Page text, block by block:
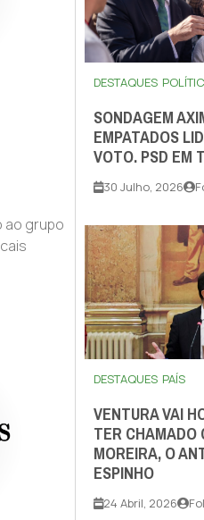
ao grupo
DESTAQUES
SONDAGEM
EMPATADOS
VOTO. PSD EM
30 Julho, 2026
DESTAQUES PAÍS
VENTURA VAI
TER CHAMADO
MOREIRA, O
ESPINHO
24 Abril, 2026